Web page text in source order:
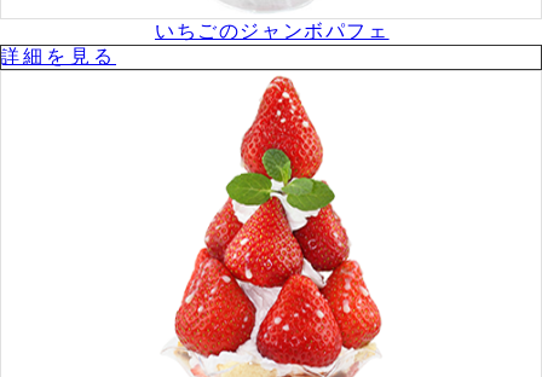
いちごのジャンボパフェ
詳細を⾒る